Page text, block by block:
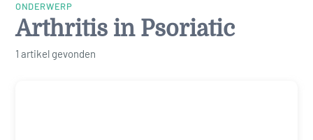
ONDERWERP
Arthritis in Psoriatic
1 artikel gevonden